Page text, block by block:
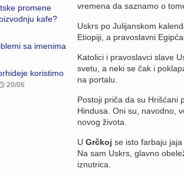
promene
kafe?
sa imenima
koristimo
20/06
vremena da saznamo o
Uskrs po Julijanskom
Etiopiji, a pravoslavni
Katolici i pravoslavci slave
svetu, a neki se čak i
na portalu.
Postoji priča da su Hrišćani
Hindusa. Oni su, navodno,
novog života.
U Grčkoj se isto farbaju
Na sam Uskrs, glavno
iznutrica.